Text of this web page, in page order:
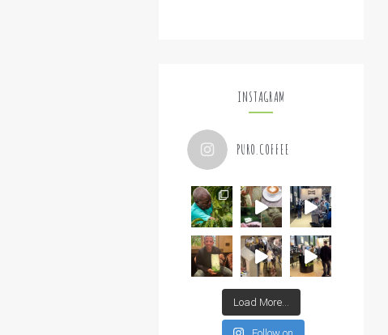
INSTAGRAM
PURO.COFFEE
Load More...